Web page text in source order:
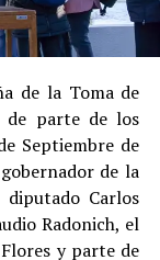
sumadas al
de un
investigación
de Castrodictó
que obliga a
de la Toma de
de parte de los
Septiembre de
de la
Carlos
Radonich, el
y parte de